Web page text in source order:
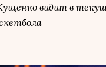
видит в